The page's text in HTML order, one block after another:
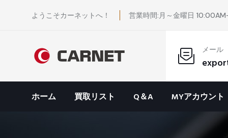
ようこそカーネットへ！ 営業時間:月～金曜日
メール
ホーム 買取リスト Q＆A MYアカウント